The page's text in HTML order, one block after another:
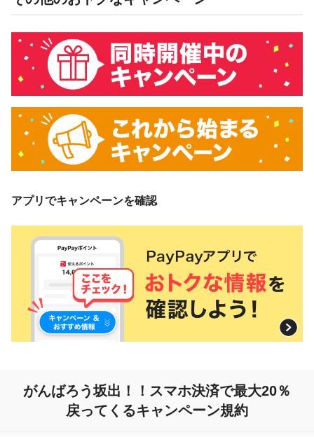
アプリでキャンペーンを確認
がんばろう坂出！！ スマホ決済で最大20％
戻ってくるキャンペーン規約